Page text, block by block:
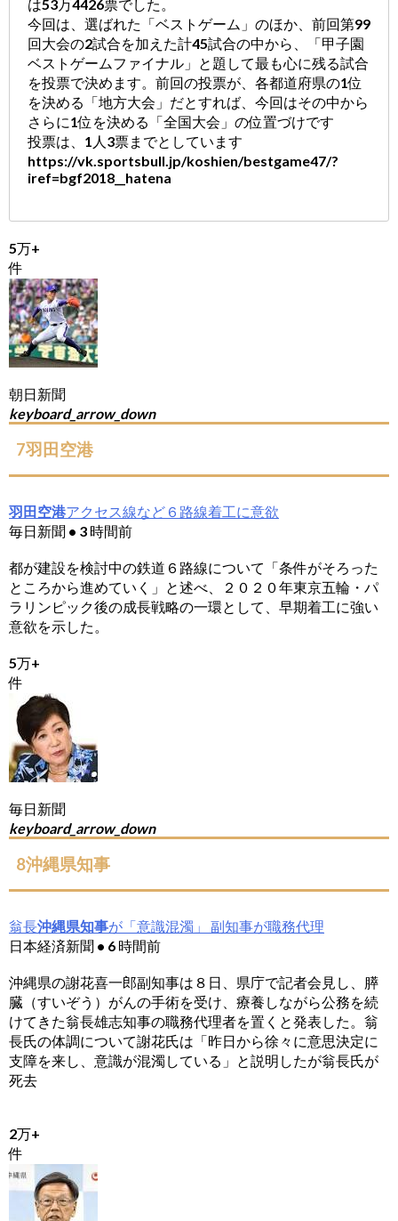
は53万4426票でした。
今回は、選ばれた「ベストゲーム」のほか、前回第99
回大会の2試合を加えた計45試合の中から、「甲子園
ベストゲームファイナル」と題して最も心に残る試合
を投票で決めます。前回の投票が、各都道府県の1位
を決める「地方大会」だとすれば、今回はその中から
さらに1位を決める「全国大会」の位置づけです
投票は、1人3票までとしています
https://vk.sportsbull.jp/koshien/bestgame47/?
iref=bgf2018__hatena
5万+
件
朝日新聞
keyboard_arrow_down
7羽田空港
羽田空港アクセス線など６路線着工に意欲
毎日新聞 • 3 時間前
都が建設を検討中の鉄道６路線について「条件がそろった
ところから進めていく」と述べ、２０２０年東京五輪・パ
ラリンピック後の成長戦略の一環として、早期着工に強い
意欲を示した。
5万+
件
毎日新聞
keyboard_arrow_down
8沖縄県知事
翁長沖縄県知事が「意識混濁」 副知事が職務代理
日本経済新聞 • 6 時間前
沖縄県の謝花喜一郎副知事は８日、県庁で記者会見し、膵
臓（すいぞう）がんの手術を受け、療養しながら公務を続
けてきた翁長雄志知事の職務代理者を置くと発表した。翁
長氏の体調について謝花氏は「昨日から徐々に意思決定に
支障を来し、意識が混濁している」と説明したが翁長氏が
死去
2万+
件